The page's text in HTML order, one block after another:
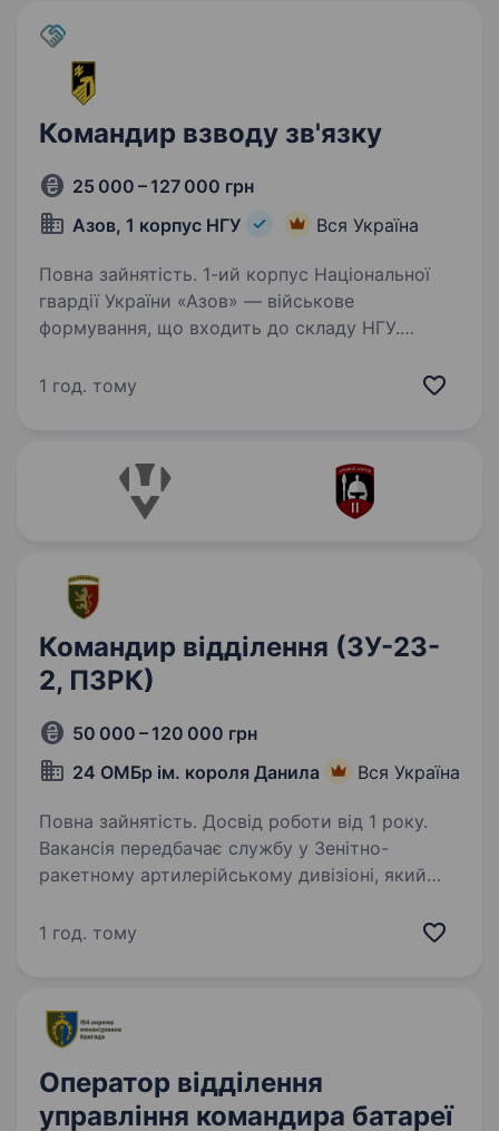
Командир взводу зв'язку
25 000 – 127 000 грн
Азов, 1 корпус НГУ
Вся Україна
Повна зайнятість. 1-ий корпус Національної
гвардії України «Азов» — військове
формування, що входить до складу НГУ.
фахівців, які готові бути прикладом
1 год. тому
Командир відділення (ЗУ-23-
2, ПЗРК)
50 000 – 120 000 грн
24 ОМБр ім. короля Данила
Вся Україна
Повна зайнятість. Досвід роботи від 1 року.
Вакансія передбачає службу у Зенітно-
ракетному артилерійському дивізіоні, який
підрозділів сухопутних військ. Обов’язки
1 год. тому
Оператор відділення
управління командира батареї